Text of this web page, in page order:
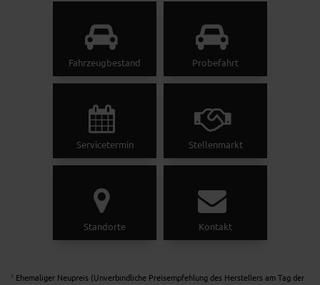
Fahrzeugbestand Probefahrt
Servicetermin Stellenmarkt
Standorte Kontakt
1
Ehemaliger Neupreis (Unverbindliche Preisempfehlung des Herstellers am Tag der